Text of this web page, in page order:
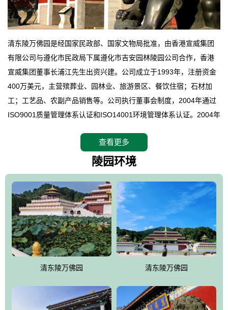
清东陵万佛园是经国家民政部、国家文物局批准，由香港宣威集团
有限公司与遵化市民政局下属遵化市吉安园林陵园公司合作，香港
宣威集团董事长浦江先生出资兴建。公司成立于1993年，注册资金
400万美元，主营殡葬业、园林业、旅游景区、餐饮住宿；石材加
工；工艺品、农副产品销售等。公司执行董事会制度，2004年通过
ISO9001质量管理体系认证和ISO14001环境管理体系认证。2004年
拥有4A级旅游区头衔的花园式陵园，园内建有四星级酒店一座。
万佛园位于遵化市境内，座落在世界文化遗产清东陵地形墙内，地
形绝佳，地理位置优越，交通便利。公司以“建设全国顶级人生后花
园、打造佛教精品旅游圣地”为目标，以海外归侨、国内外知名人士
的墓地安葬、祭祀吊亡并结合旅游参观构成其主要使用功能；以苍
郁绚丽、优雅宜人的园林景观构成其外部形象。通过墓园建设与造
园手法相结合的默契操作，建成一处特色鲜明、服务周全、环境优
美、民族风格突出，与周边文物古迹交相呼应的极具吸引力的花园
式园林。
万佛园工程一期占地448亩，目前完成投资近12亿元人民币，园区采
用全仿古式建筑，寻求与世界文化遗产地清东陵的和谐统一，在园
区建设中寻求陵园建设与景区建设的有机融合，充分发挥独一无二
查看更多
陵园环境
清东陵万佛园 清东陵万佛园